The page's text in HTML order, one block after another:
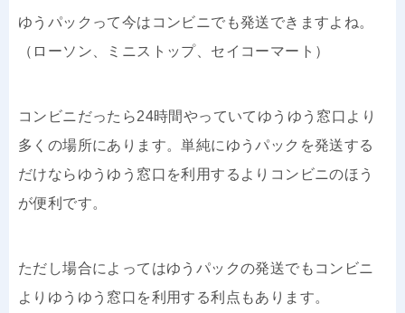
ゆうパックって今はコンビニでも発送できますよね。
（ローソン、ミニストップ、セイコーマート）
コンビニだったら24時間やっていてゆうゆう窓口より
多くの場所にあります。単純にゆうパックを発送する
だけならゆうゆう窓口を利用するよりコンビニのほう
が便利です。
ただし場合によってはゆうパックの発送でもコンビニ
よりゆうゆう窓口を利用する利点もあります。